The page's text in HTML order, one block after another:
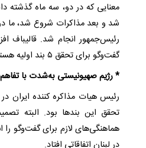
معنایی که در دو، سه ماه گذشته
شد و بعد مذاکرات شروع شد، ما
رئیس‌جمهور انجام شد. قالیباف
گفت‌وگو برای تحقق ۵ بند اولیه‌ هستیم که باید اجرا شود.
* رژیم صهیونیستی به‌شدت با
رئیس هیات مذاکره کننده
تحقق این بندها بود. البته
هماهنگی‌های لازم برای گفت‌وگو را
در لبنان اتفاقاتی افتاد.